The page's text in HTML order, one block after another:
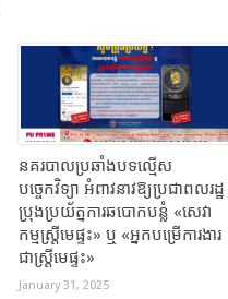
នគរបាលប្រឆាំងបទល្មើស
បច្ចេកវិទ្យា អំពាវនាវឱ្យប្រជាពលរដ្ឋ
ប្រុងប្រយ័ត្នការឆបោកបន្លំ «សេវា
កម្មស្រ្តីមេផ្ទះ» ឬ «អ្នកបម្រើការងារ
ជាស្រ្តីមេផ្ទះ»
January 31, 2025